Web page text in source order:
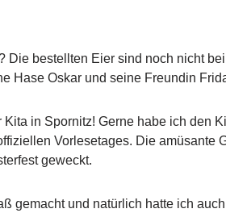
Die bestellten Eier sind noch nicht
Hase Oskar und seine Freundin
in Spornitz! Gerne habe ich den
Vorlesetages. Die amüsante
geweckt.
gemacht und natürlich hatte ich